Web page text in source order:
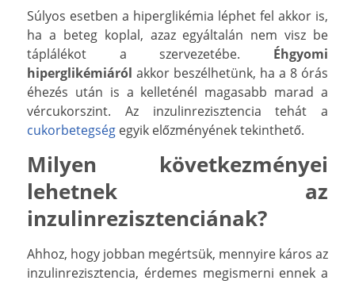
Súlyos esetben a hiperglikémia léphet fel akkor is,
ha a beteg koplal, azaz egyáltalán nem visz be
táplálékot a szervezetébe. Éhgyomi
hiperglikémiáról akkor beszélhetünk, ha a 8 órás
éhezés után is a kelleténél magasabb marad a
vércukorszint. Az inzulinrezisztencia tehát a
cukorbetegség egyik előzményének tekinthető.
Milyen következményei
lehetnek az
inzulinrezisztenciának?
Ahhoz, hogy jobban megértsük, mennyire káros az
inzulinrezisztencia, érdemes megismerni ennek a